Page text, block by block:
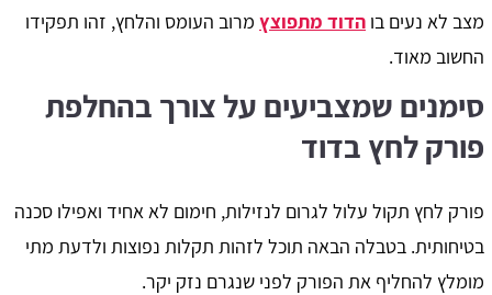
מצב לא נעים בו הדוד מתפוצץ מרוב העומס והלחץ, זהו תפקידו
החשוב מאוד.
סימנים שמצביעים על צורך בהחלפת
פורק לחץ בדוד
פורק לחץ תקול עלול לגרום לנזילות, חימום לא אחיד ואפילו סכנה
בטיחותית. בטבלה הבאה תוכל לזהות תקלות נפוצות ולדעת מתי
מומלץ להחליף את הפורק לפני שנגרם נזק יקר.